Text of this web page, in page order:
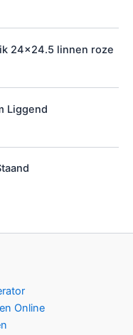
24x24.5 linnen roze
Liggend
Online